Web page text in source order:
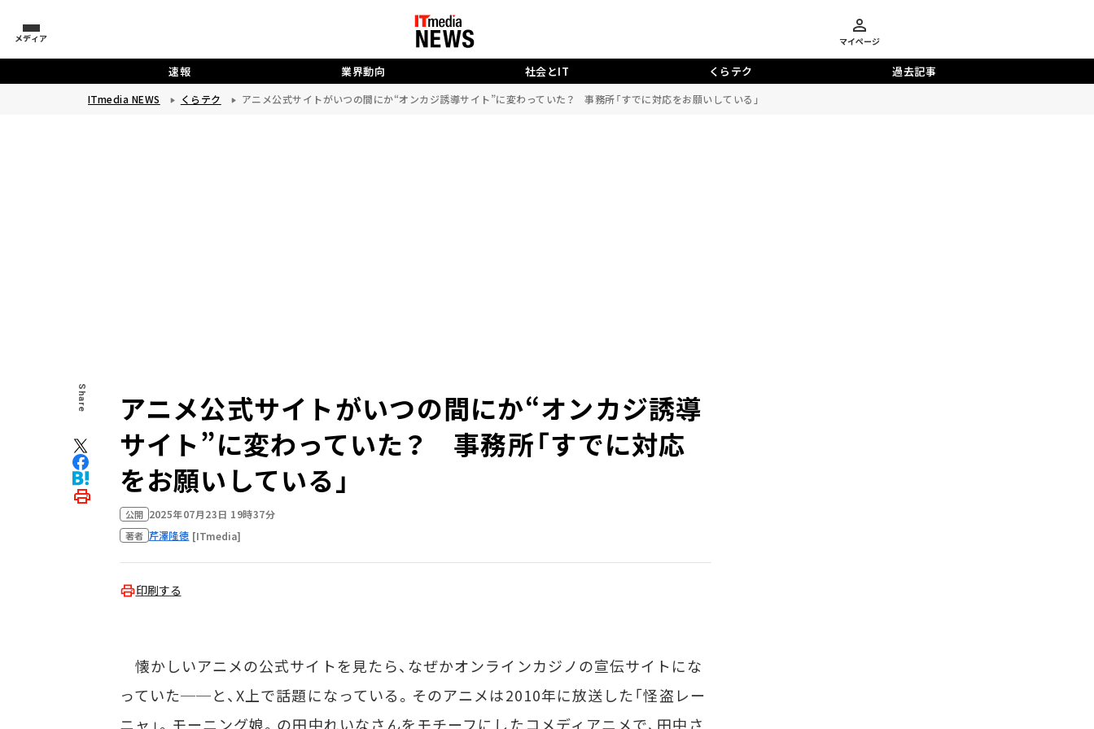
メディア マイページ
速報 業界動向 社会とIT くらテク 過去記事
ITmedia NEWS くらテク アニメ公式サイトがいつの間にか“オンカジ誘導サイト”に変わっていた？ 事務所「すでに対応をお願いしている」
Share
アニメ公式サイトがいつの間にか“オンカジ誘導
サイト”に変わっていた？ 事務所「すでに対応
をお願いしている」
公開 2025年07月23日 19時37分
著者 芹澤隆徳 [ITmedia]
印刷する
懐かしいアニメの公式サイトを見たら、なぜかオンラインカジノの宣伝サイトにな
っていた──と、X上で話題になっている。そのアニメは2010年に放送した「怪盗レー
ニャ」。モーニング娘。の田中れいなさんをモチーフにしたコメディアニメで、田中さ